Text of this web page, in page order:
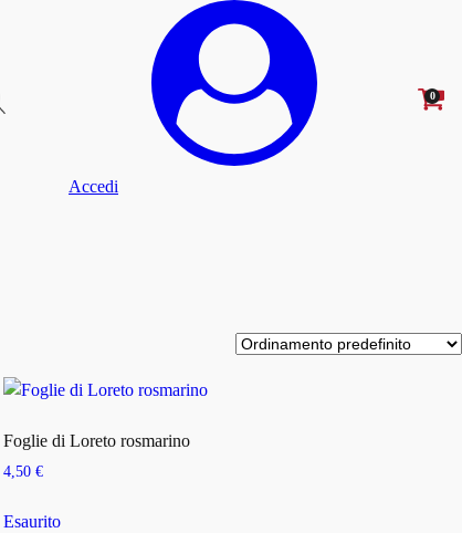
Accedi
0
Foglie di Loreto rosmarino
4,50 €
Esaurito